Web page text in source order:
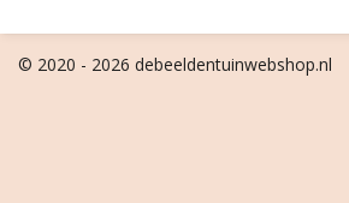
© 2020 - 2026 debeeldentuinwebshop.nl